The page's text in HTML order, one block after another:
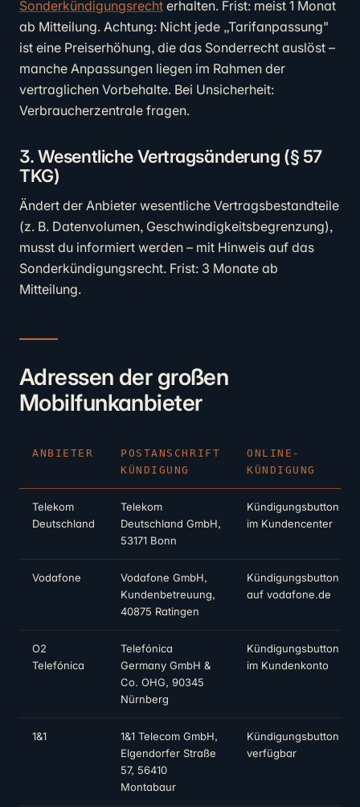
Sonderkündigungsrecht erhalten. Frist: meist 1 Monat
ab Mitteilung. Achtung: Nicht jede „Tarifanpassung"
ist eine Preiserhöhung, die das Sonderrecht auslöst –
manche Anpassungen liegen im Rahmen der
vertraglichen Vorbehalte. Bei Unsicherheit:
Verbraucherzentrale fragen.
3. Wesentliche Vertragsänderung (§ 57
TKG)
Ändert der Anbieter wesentliche Vertragsbestandteile
(z. B. Datenvolumen, Geschwindigkeitsbegrenzung),
musst du informiert werden – mit Hinweis auf das
Sonderkündigungsrecht. Frist: 3 Monate ab
Mitteilung.
Adressen der großen
Mobilfunkanbieter
ANBIETER
POSTANSCHRIFT
KÜNDIGUNG
ONLINE-
KÜNDIGUNG
Telekom
Deutschland
Telekom
Deutschland GmbH,
53171 Bonn
Kündigungsbutton
im Kundencenter
Vodafone
Vodafone GmbH,
Kundenbetreuung,
40875 Ratingen
Kündigungsbutton
auf vodafone.de
O2
Telefónica
Telefónica
Germany GmbH &
Co. OHG, 90345
Nürnberg
Kündigungsbutton
im Kundenkonto
1&1
1&1 Telecom GmbH,
Elgendorfer Straße
57, 56410
Montabaur
Kündigungsbutton
verfügbar